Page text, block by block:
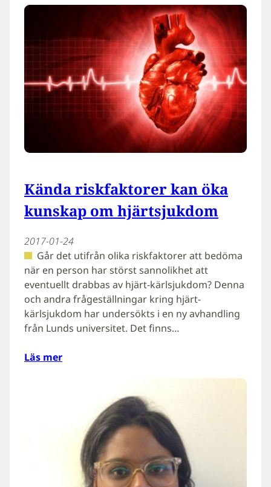
Kända riskfaktorer kan öka
kunskap om hjärtsjukdom
2017-01-24
Går det utifrån olika riskfaktorer att bedöma
när en person har störst sannolikhet att
eventuellt drabbas av hjärt-kärlsjukdom? Denna
och andra frågeställningar kring hjärt-
kärlsjukdom har undersökts i en ny avhandling
från Lunds universitet. Det finns…
Läs mer